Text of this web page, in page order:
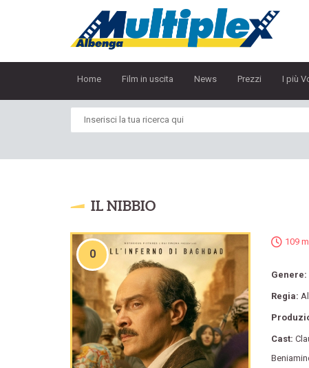
Home Film in uscita News Prezzi I più
IL NIBBIO
0
109
Genere:
Regia:
Cast: